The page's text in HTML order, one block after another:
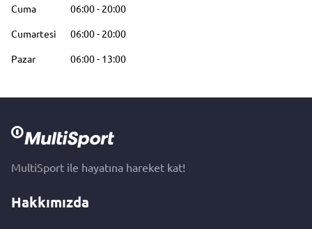
Cuma
06:00- 20:00
Cumartesi
06:00- 20:00
Pazar
06:00- 13:00
MultiSport ile hayatına hareket kat!
Hakkımızda